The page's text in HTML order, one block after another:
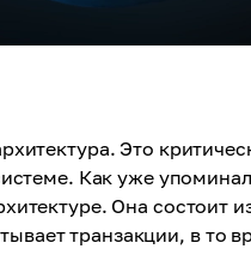
Это
Как уже
Она состоит
транзакции, в то